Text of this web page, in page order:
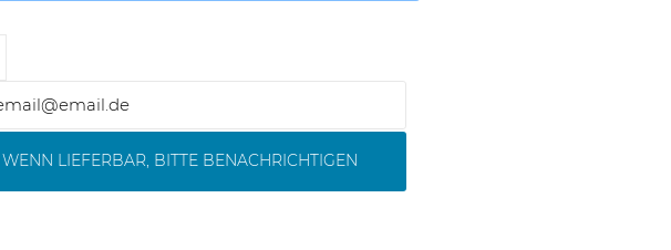
WENN LIEFERBAR, BITTE BENACHRICHTIGEN